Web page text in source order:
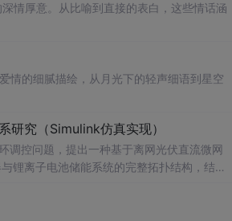
情厚意。从比喻到直接的表白，这些情话涵
情的细腻描绘，从月光下的轻声细语到星空
研究（Simulink仿真实现）
调控问题，提出一种基于离网光伏直流微网
锂离子电池储能系统的完整拓扑结构，结合
稳定。在Simulink环境中搭建全系统仿真